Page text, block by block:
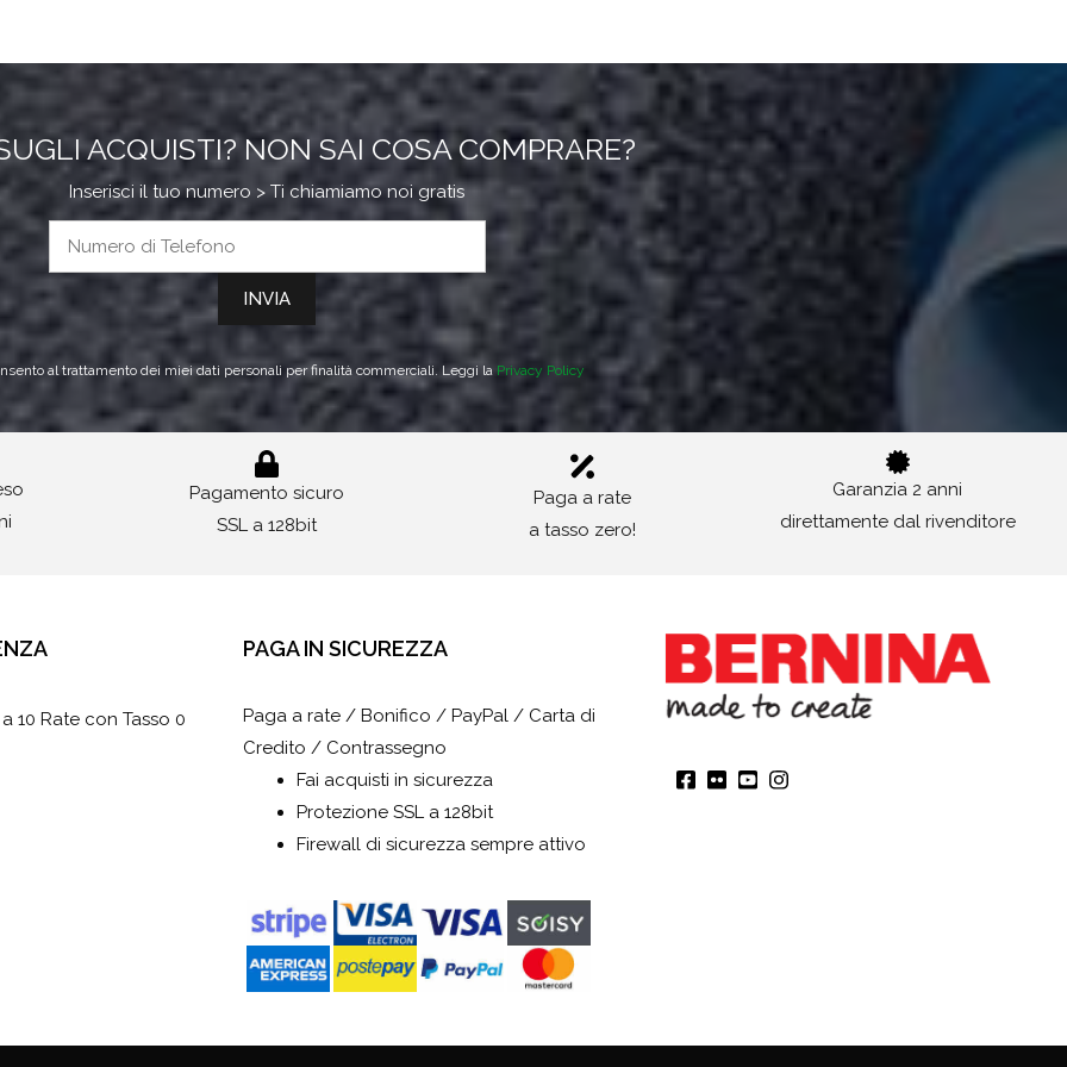
ACQUISTI? NON SAI COSA COMPRARE?
Inserisci il tuo numero > Ti chiamiamo noi gratis
al trattamento dei miei dati personali per finalità commerciali. Leggi la Privacy Policy
Pagamento sicuro
SSL a 128bit
Paga a rate
a tasso zero!
Garanzia 2 anni
direttamente dal rivenditore
10 Rate con Tasso 0
PAGA IN SICUREZZA
Paga a rate / Bonifico / PayPal / Carta di
Credito / Contrassegno
Fai acquisti in sicurezza
Protezione SSL a 128bit
Firewall di sicurezza sempre attivo